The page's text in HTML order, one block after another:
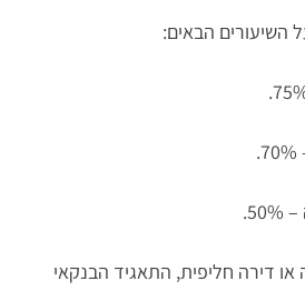
או דירה חליפית, התאגיד הבנקאי